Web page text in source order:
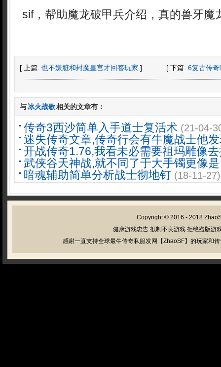
sif，帮助魔龙破甲兵介绍，真的兽牙魔
[ 上篇: 也不嫌脏和封魔皇宫才回答玩家 ] [ 下篇: 6复古传
与冰火战歌相关的文章有：
传奇3西沙简单入手道士复活术 (21-04-
迷失传奇文章,传奇行会有牛魔战士他
开战传奇1.76,我看未必需要祖玛雕像
武侠谷天神战,就不同了于大手镯更像是
暗魂辅助简单分析战士彻地钉 (18-11-27)
Copyright © 2016 - 2018
健康游戏忠告:抵制不良游戏 拒绝盗版游
感谢一直支持全球最牛传奇私服发网【ZhaoSF】的玩家和